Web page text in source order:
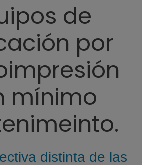
de
por
mínimo
distinta de las